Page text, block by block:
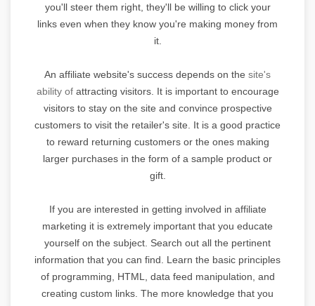
you'll steer them right, they'll be willing to click your
links even when they know you're making money from
it.
An affiliate website's success depends on the site's
ability of attracting visitors. It is important to encourage
visitors to stay on the site and convince prospective
customers to visit the retailer's site. It is a good practice
to reward returning customers or the ones making
larger purchases in the form of a sample product or
gift.
If you are interested in getting involved in affiliate
marketing it is extremely important that you educate
yourself on the subject. Search out all the pertinent
information that you can find. Learn the basic principles
of programming, HTML, data feed manipulation, and
creating custom links. The more knowledge that you